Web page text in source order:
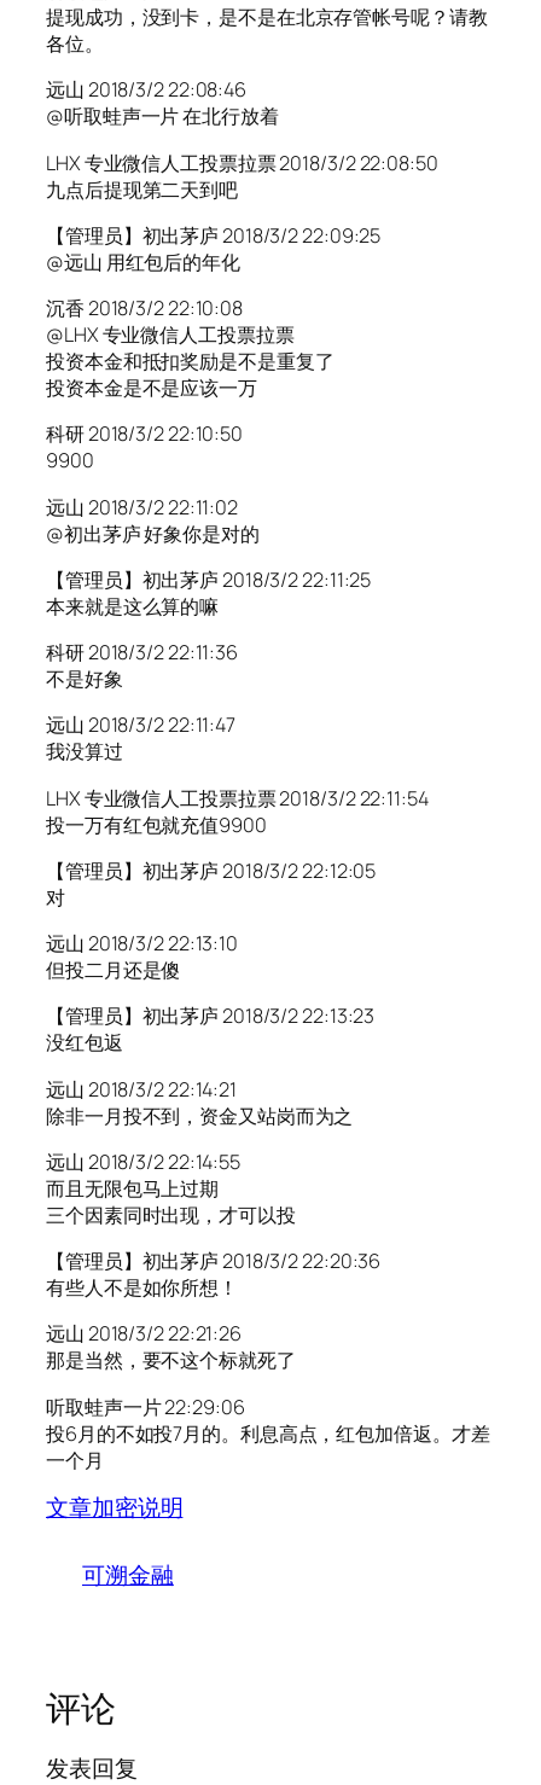
提现成功，没到卡，是不是在北京存管帐号呢？请教
各位。
远山 2018/3/2 22:08:46
@听取蛙声一片 在北行放着
LHX 专业微信人工投票拉票 2018/3/2 22:08:50
九点后提现第二天到吧
【管理员】初出茅庐 2018/3/2 22:09:25
@远山 用红包后的年化
沉香 2018/3/2 22:10:08
@LHX 专业微信人工投票拉票
投资本金和抵扣奖励是不是重复了
投资本金是不是应该一万
科研 2018/3/2 22:10:50
9900
远山 2018/3/2 22:11:02
@初出茅庐 好象你是对的
【管理员】初出茅庐 2018/3/2 22:11:25
本来就是这么算的嘛
科研 2018/3/2 22:11:36
不是好象
远山 2018/3/2 22:11:47
我没算过
LHX 专业微信人工投票拉票 2018/3/2 22:11:54
投一万有红包就充值9900
【管理员】初出茅庐 2018/3/2 22:12:05
对
远山 2018/3/2 22:13:10
但投二月还是傻
【管理员】初出茅庐 2018/3/2 22:13:23
没红包返
远山 2018/3/2 22:14:21
除非一月投不到，资金又站岗而为之
远山 2018/3/2 22:14:55
而且无限包马上过期
三个因素同时出现，才可以投
【管理员】初出茅庐 2018/3/2 22:20:36
有些人不是如你所想！
远山 2018/3/2 22:21:26
那是当然，要不这个标就死了
听取蛙声一片 22:29:06
投6月的不如投7月的。利息高点，红包加倍返。才差
一个月
文章加密说明
可溯金融
评论
发表回复